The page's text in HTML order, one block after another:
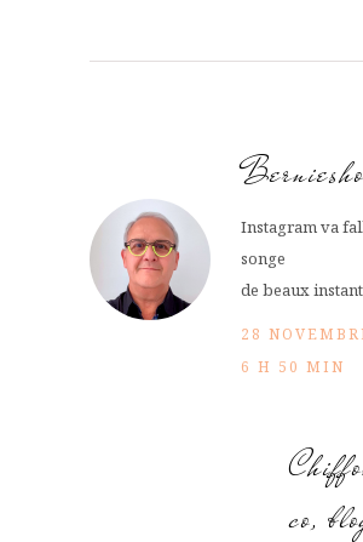
Instagram va
songe
de beaux
28
6 H 50 MIN
co,